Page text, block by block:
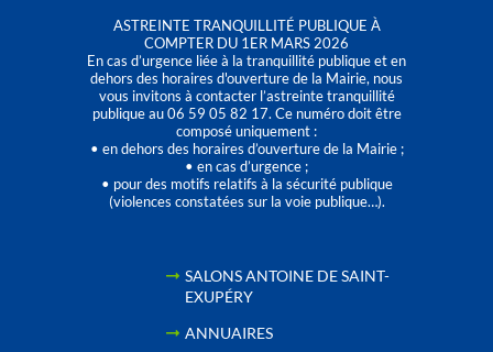
ASTREINTE TRANQUILLITÉ PUBLIQUE À
COMPTER DU 1ER MARS 2026
En cas d’urgence liée à la tranquillité publique et en
dehors des horaires d'ouverture de la Mairie, nous
vous invitons à contacter l’astreinte tranquillité
publique au 06 59 05 82 17. Ce numéro doit être
composé uniquement :
• en dehors des horaires d’ouverture de la Mairie ;
• en cas d’urgence ;
• pour des motifs relatifs à la sécurité publique
(violences constatées sur la voie publique…).
SALONS ANTOINE DE SAINT-
EXUPÉRY
ANNUAIRES